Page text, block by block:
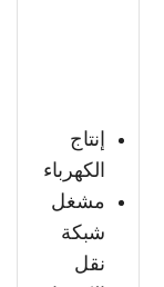
إنتاج
الكهرباء
مشغل
شبكة
نقل